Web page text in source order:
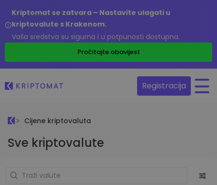
Kriptomat se zatvara – Nastavite ulagati u
kriptovalute s Krakenom.
Vaša sredstva su sigurna i u potpunosti dostupna.
Pročitajte obavijest
Registracija
Cijene kriptovaluta
Sve kriptovalute